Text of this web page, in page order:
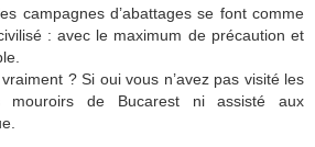
campagnes d’abattages se font comme
: avec le maximum de précaution et
? Si oui vous n’avez pas visité les
mouroirs de Bucarest ni assisté aux